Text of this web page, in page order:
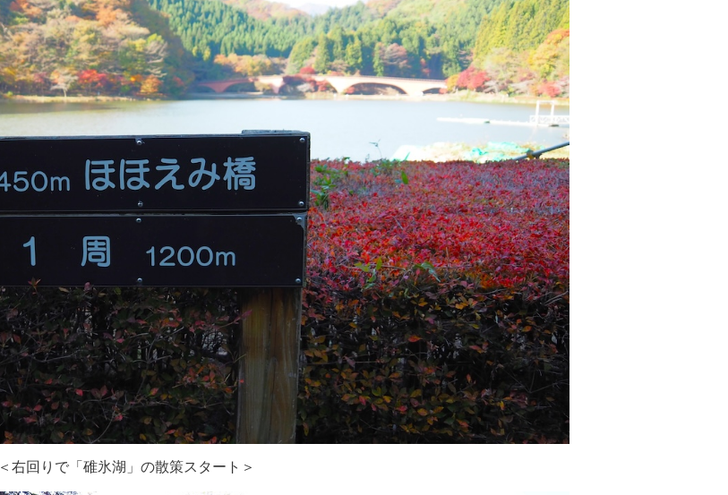
＜右回りで「碓氷湖」の散策スタート＞